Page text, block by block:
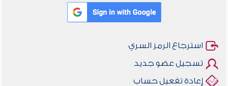
استرجاع الرمز السري
تسجيل عضو جديد
إعادة تفعيل حساب